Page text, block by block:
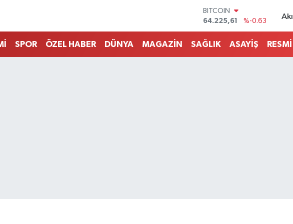
DOLAR
47,7143
%0.16
EURO
55,0317
%-0.02
SPOR ÖZEL HABER DÜNYA MAGAZİN SAĞLIK ASAYİŞ